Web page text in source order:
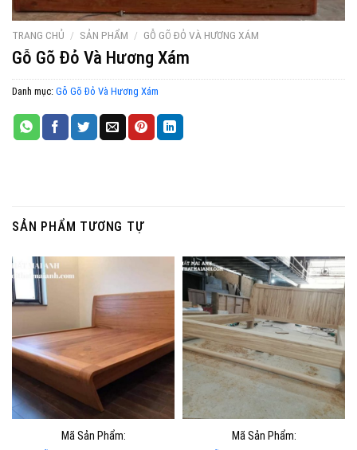
TRANG CHỦ / SẢN PHẨM / GỖ GÕ ĐỎ VÀ HƯƠNG XÁM
Gỗ Gõ Đỏ Và Hương Xám
Danh mục: Gỗ Gõ Đỏ Và Hương Xám
SẢN PHẨM TƯƠNG TỰ
Mã Sản Phẩm:
Mã Sản Phẩm: